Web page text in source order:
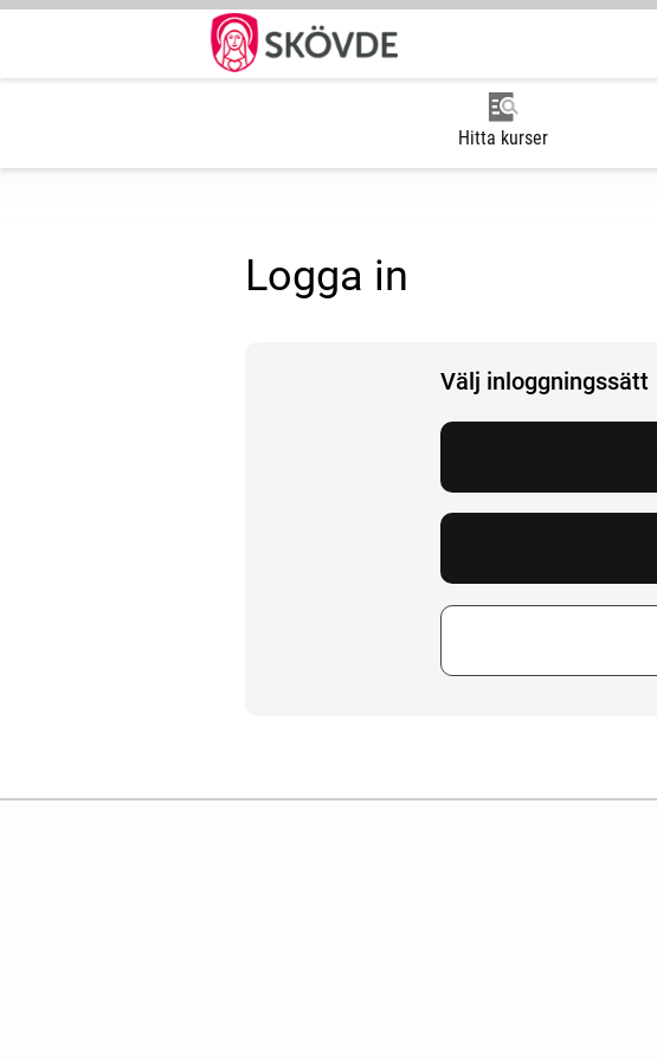
Hitta kurser
Logga in
Välj inloggningssätt